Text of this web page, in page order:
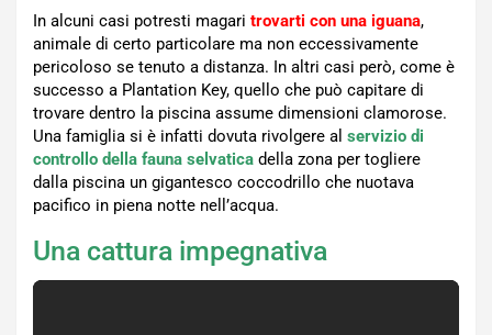
In alcuni casi potresti magari trovarti con una iguana,
animale di certo particolare ma non eccessivamente
pericoloso se tenuto a distanza. In altri casi però, come è
successo a Plantation Key, quello che può capitare di
trovare dentro la piscina assume dimensioni clamorose.
Una famiglia si è infatti dovuta rivolgere al servizio di
controllo della fauna selvatica della zona per togliere
dalla piscina un gigantesco coccodrillo che nuotava
pacifico in piena notte nell’acqua.
Una cattura impegnativa